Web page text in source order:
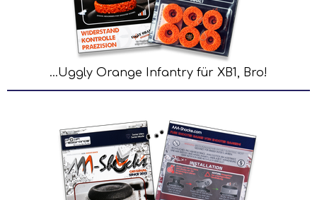
...Uggly Orange Infantry für XB1, Bro!